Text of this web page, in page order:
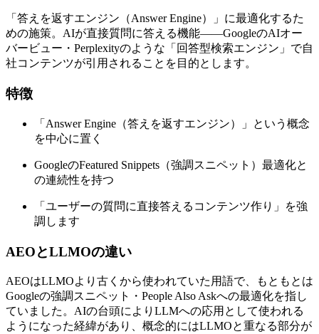
「答えを返すエンジン（Answer Engine）」に最適化するた
めの施策。AIが直接質問に答える機能——GoogleのAIオー
バービュー・Perplexityのような「回答型検索エンジン」で自
社コンテンツが引用されることを目的とします。
特徴
「Answer Engine（答えを返すエンジン）」という概念
を中心に置く
GoogleのFeatured Snippets（強調スニペット）最適化と
の連続性を持つ
「ユーザーの質問に直接答えるコンテンツ作り」を強
調します
AEOとLLMOの違い
AEOはLLMOより古くから使われていた用語で、もともとは
Googleの強調スニペット・People Also Askへの最適化を指し
ていました。AIの台頭によりLLMへの応用として使われる
ようになった経緯があり、概念的にはLLMOと重なる部分が